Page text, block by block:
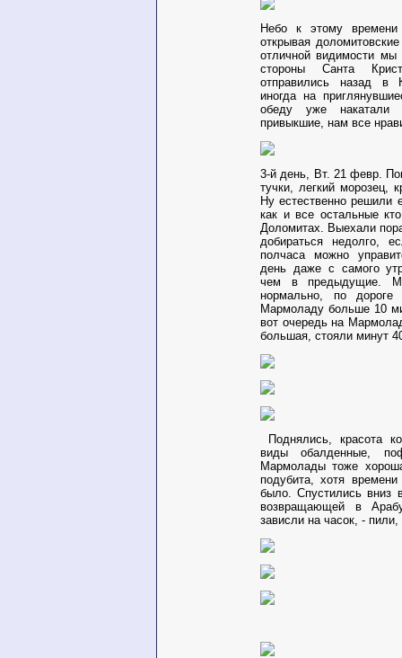
Небо к этому времени
открывая
отличной видимости мы
стороны Санта
отправились назад в
иногда на
обеду уже
привыкшие, нам все
3-й день, Вт. 21 февр .
тучки, легкий морозец,
Ну естественно решили
как и все остальные
Доломитах. Выехали
добираться недолго,
полчаса можно
день даже с самого
чем в предыдущие.
нормально, по
Мармоладу больше 10
вот очередь на
большая, стояли минут
Поднялись, красота
виды обалденные,
Мармолады тоже
подубита, хотя
было. Спустились вниз
возвращающей в
зависли на часок, - пили,